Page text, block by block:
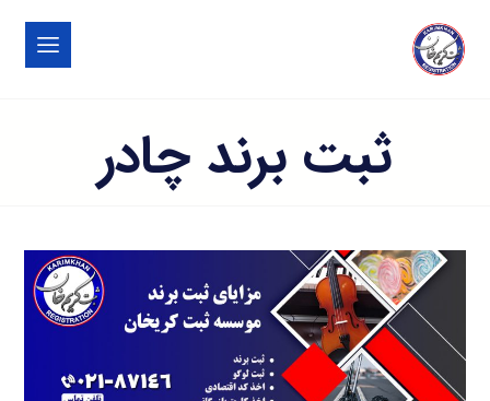
ثبت برند چادر